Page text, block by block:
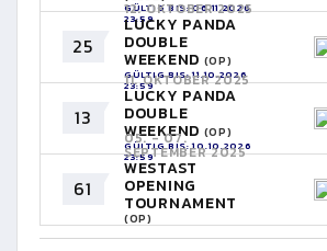
GÜLTIG BIS: 06.11.2026
23:59
25
12. OKTOBER 2025
LUCKY PANDA
DOUBLE
WEEKEND (OP)
GÜLTIG BIS: 11.10.2026
23:59
13
11. OKTOBER 2025
LUCKY PANDA
DOUBLE
WEEKEND (OP)
GÜLTIG BIS: 10.10.2026
23:59
61
05. - 07.
SEPTEMBER 2025
WESTAST
OPENING
TOURNAMENT
(OP)
GÜLTIG BIS: 06.09.2026
23:59